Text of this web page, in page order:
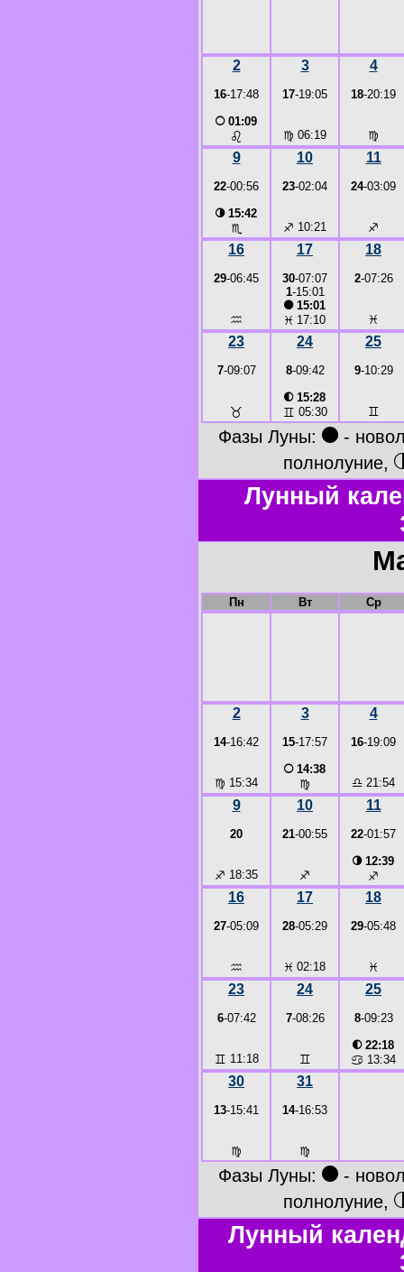
2
16-17:48
○01:09
♌
3
17-19:05
♍ 06:19
4
18-20:19
♍
9
22-00:56
◑15:42
♏
10
23-02:04
♐ 10:21
11
24-03:09
♐
16
29-06:45
♒
17
30-07:07
1-15:01
●15:01
♓ 17:10
18
2-07:26
♓
23
7-09:07
♉
24
8-09:42
◐15:28
♊ 05:30
25
9-10:29
♊
Фазы Луны: ● -
полнолуние,
Лунный
Пн Вт Ср
2
14-16:42
♍ 15:34
3
15-17:57
○14:38
♍
4
16-19:09
♎ 21:54
9
20
♐ 18:35
10
21-00:55
♐
11
22-01:57
◑12:39
♐
16
27-05:09
♒
17
28-05:29
♓ 02:18
18
29-05:48
♓
23
6-07:42
♊ 11:18
24
7-08:26
♊
25
8-09:23
◐22:18
♋ 13:34
30
13-15:41
♍
31
14-16:53
♍
Фазы Луны: ● -
полнолуние,
Лунный